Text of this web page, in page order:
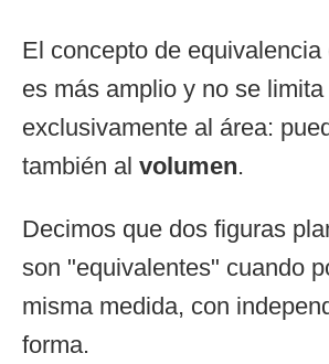
El concepto de
es más amplio y no se limita
exclusivamente al área:
también al volumen.
Decimos que dos figuras
son "equivalentes" cuando
misma medida, con
forma.